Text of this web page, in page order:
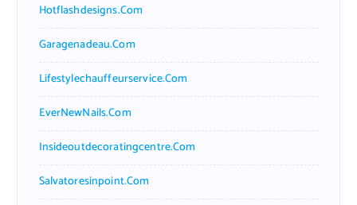
Hotflashdesigns.com
Garagenadeau.com
Lifestylechauffeurservice.com
EverNewNails.com
Insideoutdecoratingcentre.com
Salvatoresinpoint.com